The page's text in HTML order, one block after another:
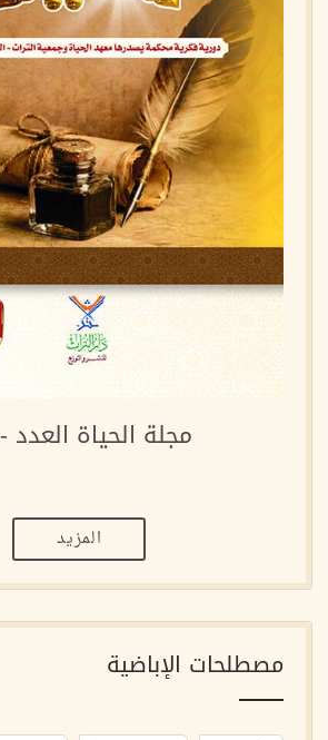
مجلة الحياة العدد -31-
المزيد
مصطلحات الإباضية